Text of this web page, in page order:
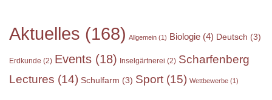
Aktuelles (168) Allgemein (1) Biologie (4) Deutsch (3)
Erdkunde (2) Events (18) Inselgärtnerei (2) Scharfenberg
Lectures (14) Schulfarm (3) Sport (15) Wettbewerbe (1)